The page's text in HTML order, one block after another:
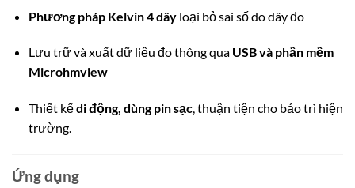
Phương pháp Kelvin 4 dâyloại bỏ sai số do dây đo
Lưu trữ và xuất dữ liệu đo thông qua USB và phần mềm
Microhmview
Thiết kếdi động, dùng pin sạc, thuận tiện cho bảo trì hiện
trường.
Ứng dụng